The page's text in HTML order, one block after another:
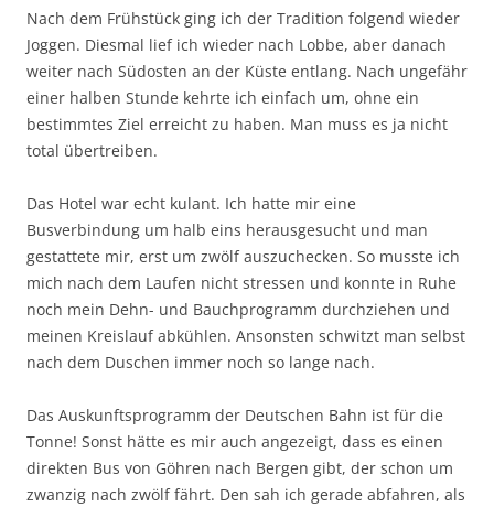
Nach dem Frühstück ging ich der Tradition folgend wieder
Joggen. Diesmal lief ich wieder nach Lobbe, aber danach
weiter nach Südosten an der Küste entlang. Nach ungefähr
einer halben Stunde kehrte ich einfach um, ohne ein
bestimmtes Ziel erreicht zu haben. Man muss es ja nicht
total übertreiben.
Das Hotel war echt kulant. Ich hatte mir eine
Busverbindung um halb eins herausgesucht und man
gestattete mir, erst um zwölf auszuchecken. So musste ich
mich nach dem Laufen nicht stressen und konnte in Ruhe
noch mein Dehn- und Bauchprogramm durchziehen und
meinen Kreislauf abkühlen. Ansonsten schwitzt man selbst
nach dem Duschen immer noch so lange nach.
Das Auskunftsprogramm der Deutschen Bahn ist für die
Tonne! Sonst hätte es mir auch angezeigt, dass es einen
direkten Bus von Göhren nach Bergen gibt, der schon um
zwanzig nach zwölf fährt. Den sah ich gerade abfahren, als